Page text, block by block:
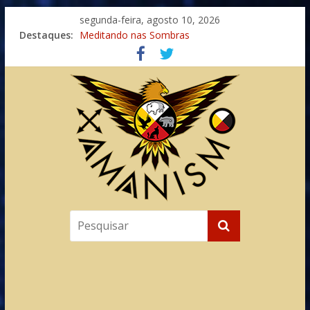
segunda-feira, agosto 10, 2026
Destaques: Meditando nas Sombras
Autosuficiência: A Jornada do Espírito Ancestral
Xamanismo Universal
Totens – Caminho Espiritual – Crescimento
Imaginação na Cura